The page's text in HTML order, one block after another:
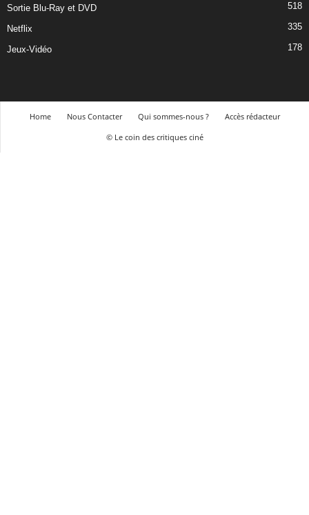
Sortie Blu-Ray et DVD 518
Netflix 335
Jeux-Vidéo 178
Home Nous Contacter Qui sommes-nous ?
Accès rédacteur
© Le coin des critiques ciné